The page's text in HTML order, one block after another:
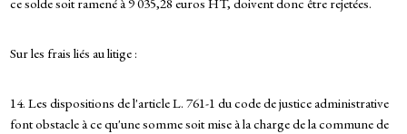
Sur les frais liés au litige :
14. Les dispositions de l'article L. 761-1 du code de justice administrative
font obstacle à ce qu'une somme soit mise à la charge de la commune de